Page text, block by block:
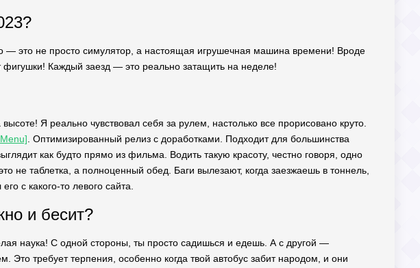
— это не просто симулятор, а настоящая игрушечная машина времени! Вроде
Каждый заезд — это реально затащить на неделе!
Я реально чувствовал себя за рулем, настолько все прорисовано круто.
. Оптимизированный релиз с доработками. Подходит для большинства
как будто прямо из фильма. Водить такую красоту, честно говоря, одно
не таблетка, а полноценный обед. Баги вылезают, когда заезжаешь в тоннель,
с какого-то левого сайта.
и бесит?
наука! С одной стороны, ты просто садишься и едешь. А с другой —
требует терпения, особенно когда твой автобус забит народом, и они